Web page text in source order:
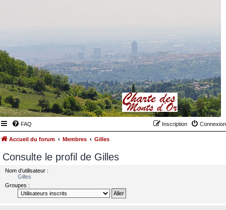
FAQ Connexion
Inscription
Accueil du forum Membres Gilles
Consulte le profil de Gilles
Nom d’utilisateur :
Gilles
Groupes :